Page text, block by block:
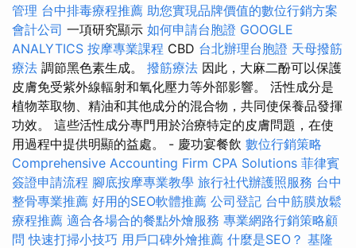
管理 台中排毒療程推薦 助您實現品牌價值的數位行銷方案
會計公司 一項研究顯示 如何申請台胞證 GOOGLE
ANALYTICS 按摩專業課程 CBD 台北辦理台胞證 天母撥筋
療法 調節黑色素生成。 撥筋療法 因此，大麻二酚可以保護
皮膚免受紫外線輻射和氧化壓力等外部影響。 活性成分是
植物萃取物、精油和其他成分的混合物，共同使保養品發揮
功效。 這些活性成分專門用於治療特定的皮膚問題，在使
用過程中提供明顯的益處。 - 慶功宴餐飲 數位行銷策略
Comprehensive Accounting Firm CPA Solutions 菲律賓
簽證申請流程 腳底按摩專業教學 旅行社代辦護照服務 台中
整骨專業推薦 好用的SEO軟體推薦 公司登記 台中筋膜放鬆
療程推薦 適合各場合的餐點外燴服務 專業網路行銷策略顧
問 快速打掃小技巧 用戶口碑外燴推薦 什麼是SEO？ 基隆